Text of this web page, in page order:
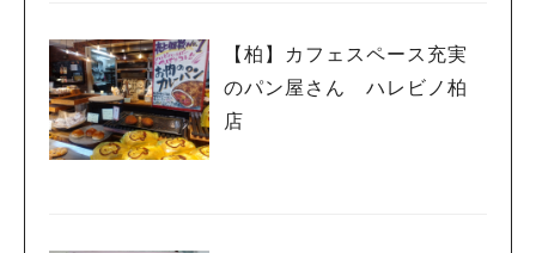
【柏】カフェスペース充実
のパン屋さん ハレビノ柏
店